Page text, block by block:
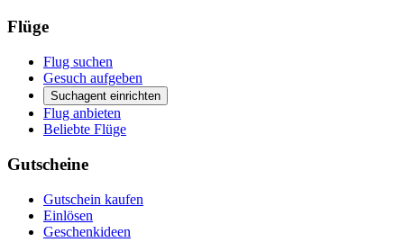
Flüge
Flug suchen
Gesuch aufgeben
Suchagent einrichten
Flug anbieten
Beliebte Flüge
Gutscheine
Gutschein kaufen
Einlösen
Geschenkideen